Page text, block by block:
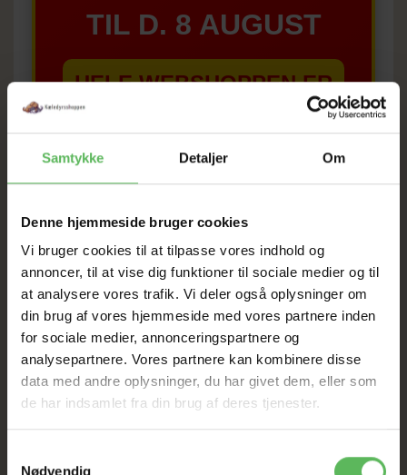
Samtykke Detaljer Om
Denne hjemmeside bruger cookies
Vi bruger cookies til at tilpasse vores indhold og
annoncer, til at vise dig funktioner til sociale medier og til
at analysere vores trafik. Vi deler også oplysninger om
din brug af vores hjemmeside med vores partnere inden
for sociale medier, annonceringspartnere og
analysepartnere. Vores partnere kan kombinere disse
data med andre oplysninger, du har givet dem, eller som
de har indsamlet fra din brug af deres tjenester.
Nødvendig
TIL D. 8 AUGUST
HELE WEBSHOPPEN ER
Tilbud GÆLDER IKKE
I FYSISK BUTIKKERE
BESKRIVELSE ANDRE KØBTE OGSÅ